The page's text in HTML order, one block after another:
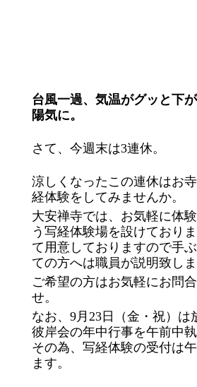
台風一過、気温がグッと下
陽気に。
さて、今週末は3連休。
涼しくなったこの連休はお
経体験をしてみませんか。
大安禅寺では、お気軽に体
う写経体験場を設けており
て用意しておりますので手
ての方へは職員が説明致しま
ご希望の方はお気軽にお問
せ。
なお、9月23日（金・祝）は
彼岸会の年中行事を午前中執
その為、写経体験の受付は
ます。